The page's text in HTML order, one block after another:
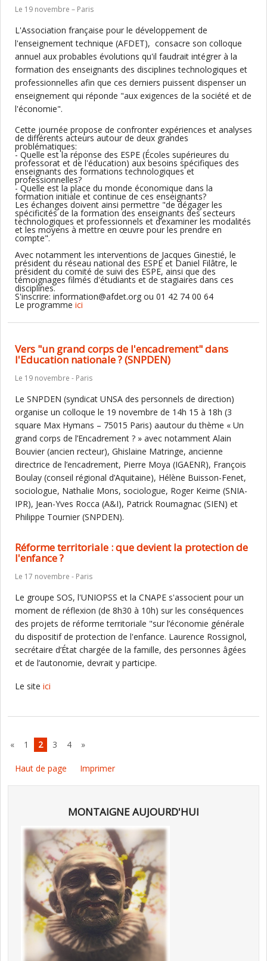
Le 19 novembre – Paris
L'Association française pour le développement de
l'enseignement technique (AFDET), consacre son colloque
annuel aux probables évolutions qu'il faudrait intégrer à la
formation des enseignants des disciplines technologiques et
professionnelles afin que ces derniers puissent dispenser un
enseignement qui réponde "aux exigences de la société et de
l'économie".
Cette journée propose de confronter expériences et analyses
de différents acteurs autour de deux grandes
problématiques:
- Quelle est la réponse des ESPE (Écoles supérieures du
professorat et de l'éducation) aux besoins spécifiques des
enseignants des formations technologiques et
professionnelles?
- Quelle est la place du monde économique dans la
formation initiale et continue de ces enseignants?
Les échanges doivent ainsi permettre "de dégager les
spécificités de la formation des enseignants des secteurs
technologiques et professionnels et d’examiner les modalités
et les moyens à mettre en œuvre pour les prendre en
compte".
Avec notamment les interventions de Jacques Ginestié, le
président du réseau national des ESPE et Daniel Filâtre, le
président du comité de suivi des ESPE, ainsi que des
témoignages filmés d'étudiants et de stagiaires dans ces
disciplines.
S'inscrire: information@afdet.org ou 01 42 74 00 64
Le programme ici
Vers "un grand corps de l'encadrement" dans
l'Education nationale ? (SNPDEN)
Le 19 novembre - Paris
Le SNPDEN (syndicat UNSA des personnels de direction)
organise un colloque le 19 novembre de 14h 15 à 18h (3
square Max Hymans – 75015 Paris) aautour du thème « Un
grand corps de l’Encadrement ? » avec notamment Alain
Bouvier (ancien recteur), Ghislaine Matringe, ancienne
directrice de l’encadrement, Pierre Moya (IGAENR), François
Boulay (conseil régional d’Aquitaine), Hélène Buisson-Fenet,
sociologue, Nathalie Mons, sociologue, Roger Keime (SNIA-
IPR), Jean-Yves Rocca (A&I), Patrick Roumagnac (SIEN) et
Philippe Tournier (SNPDEN).
Réforme territoriale : que devient la protection de
l'enfance ?
Le 17 novembre - Paris
Le groupe SOS, l'UNIOPSS et la CNAPE s'associent pour un
moment de réflexion (de 8h30 à 10h) sur les conséquences
des projets de réforme territoriale "sur l’économie générale
du dispositif de protection de l'enfance. Laurence Rossignol,
secrétaire d’État chargée de la famille, des personnes âgées
et de l’autonomie, devrait y participe.
Le site ici
« 1 2 3 4 »
Haut de page Imprimer
MONTAIGNE AUJOURD'HUI